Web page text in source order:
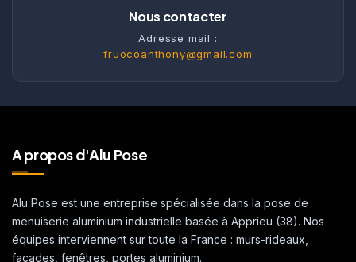
Nous contacter
Adresse mail :
fruocoanthony@gmail.com
A propos d'Alu Pose
Alu Pose est une entreprise spécialisée dans la pose de
menuiserie aluminium industrielle basée à Apprieu (38). Nos
équipes interviennent sur toute la France : murs-rideaux,
façades, fenêtres, portes aluminium.